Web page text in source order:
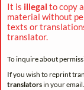
It is illegal to copy
material without
texts or
translator.
To inquire about
If you wish to reprint
translatorsin your